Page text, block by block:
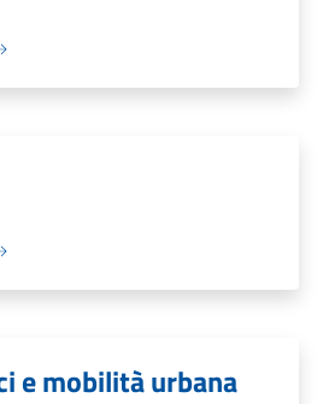
e mobilità urbana